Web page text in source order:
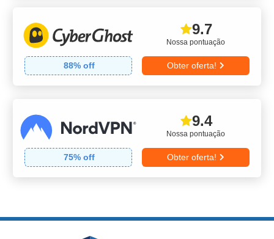
Nossa pontuação
9.7
88% off Obter oferta!
Nossa pontuação
9.4
75% off Obter oferta!